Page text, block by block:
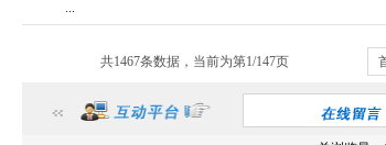
...
共1467条数据，当前为第1/147页